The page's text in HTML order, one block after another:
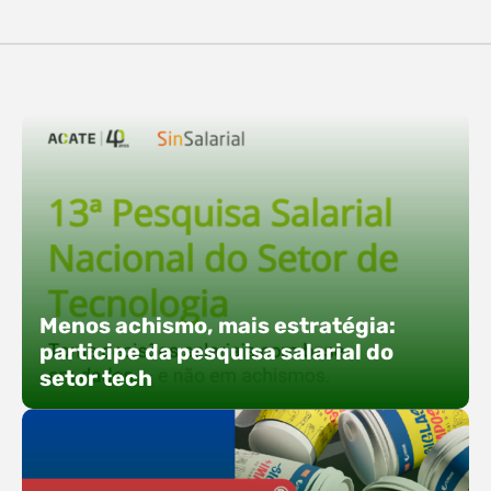
O Polo ACATE-ACIRS confirma presença na
direta: transformar o espaço em um ponto ativo
de conexões e oportunidades. Ao lado do polo, 13
empresas associadas integram o espaço tech,
que estará conectado a um dos palcos
alternativos do evento. A presença conjunta
fortalece o ecossistema e amplia…
Menos achismo, mais estratégia:
participe da pesquisa salarial do
setor tech